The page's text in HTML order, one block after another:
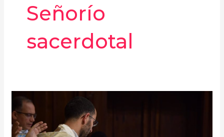
Señorío
sacerdotal
Señorío
sacerdotal